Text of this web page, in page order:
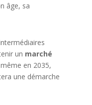
âge, sa
un marché
en 2035,
une démarche